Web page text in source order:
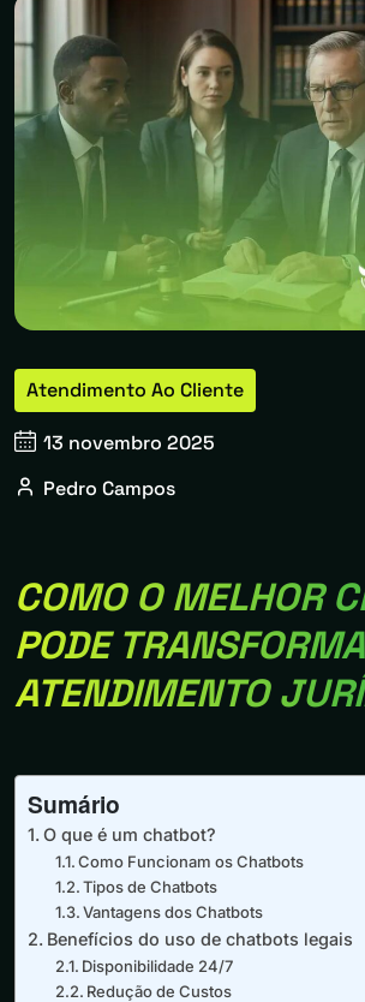
Atendimento Ao Cliente
13 novembro 2025
Pedro Campos
COMO O MELHOR
PODE
ATENDIMENTO
Sumário
O que é um chatbot?
Como Funcionam os Chatbots
Tipos de Chatbots
Vantagens dos Chatbots
Benefícios do uso de chatbots legais
Disponibilidade 24/7
Redução de Custos